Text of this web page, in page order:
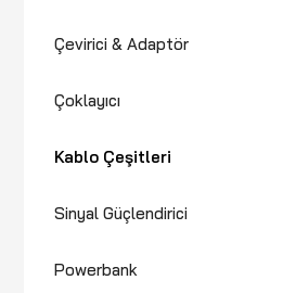
Çevirici & Adaptör
Çoklayıcı
Kablo Çeşitleri
Sinyal Güçlendirici
Powerbank